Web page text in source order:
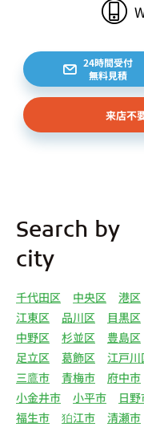
24時間受付
無料見積
来店不
Search by
city
千代田区 中央区 港区
江東区
品川区 目黒区
中野区
杉並区 豊島区
足立区
葛飾区 江戸川
三鷹市
青梅市 府中市
小金井市
小平市 日野
福生市
狛江市 清瀬市